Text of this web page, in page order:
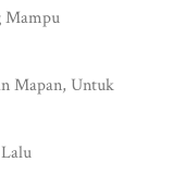
Mampu
Mapan, Untuk